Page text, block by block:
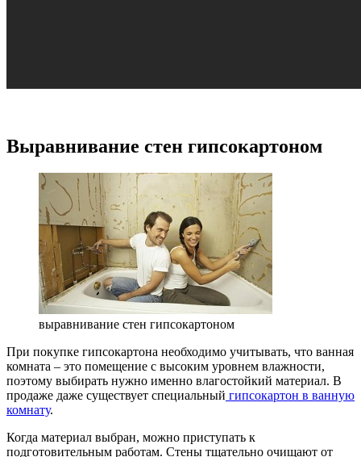
Выравнивание стен гипсокартоном
выравнивание стен гипсокартоном
При покупке гипсокартона необходимо учитывать, что ванная
комната – это помещение с высоким уровнем влажности,
поэтому выбирать нужно именно влагостойкий материал. В
продаже даже существует специальный гипсокартон в ванную
комнату.
Когда материал выбран, можно приступать к
подготовительным работам. Стены тщательно очищают от